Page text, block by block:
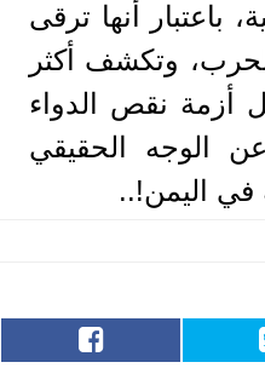
باعتبار أنها ترقى
وتكشف أكثر
أزمة نقص الدواء
الوجه الحقيقي
في اليمن!..